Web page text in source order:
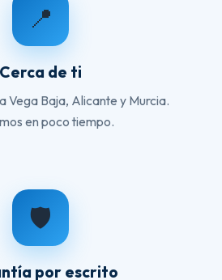
📍
Cerca de ti
Vega Baja, Alicante y Murcia.
en poco tiempo.
🛡️
por escrito